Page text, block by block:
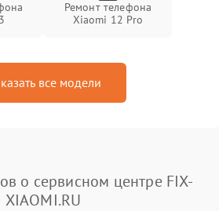
Ремонт телефона
Xiaomi 12 Pro
все модели
о сервисном центре FIX-
XIAOMI.RU